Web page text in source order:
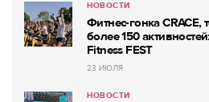
НОВОСТИ
Фитнес-гонка
более 150
Fitness FEST
23 ИЮЛЯ
НОВОСТИ